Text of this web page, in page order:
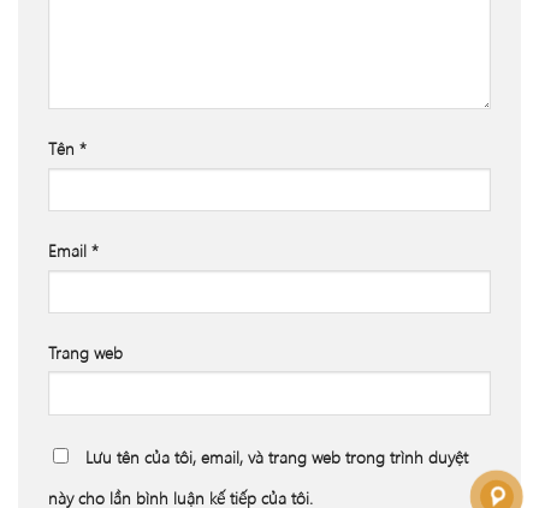
Tên *
Email *
Trang web
Lưu tên của tôi, email, và trang web trong trình duyệt
này cho lần bình luận kế tiếp của tôi.